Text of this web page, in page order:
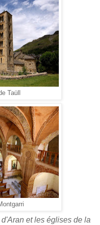
Taüll
et les églises de la